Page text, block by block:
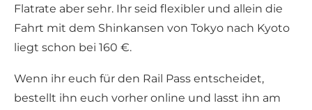
Flatrate aber sehr. Ihr seid flexibler und allein die
Fahrt mit dem Shinkansen von Tokyo nach Kyoto
liegt schon bei 160 €.
Wenn ihr euch für den Rail Pass entscheidet,
bestellt ihn euch vorher online und lasst ihn am